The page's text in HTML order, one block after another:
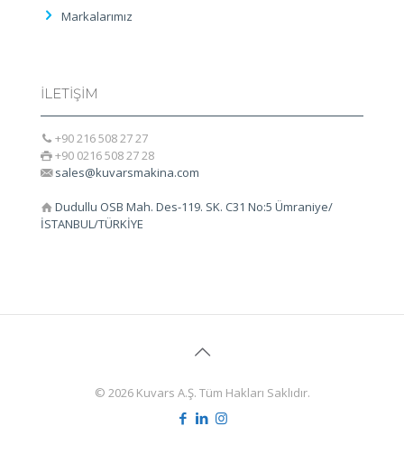
Markalarımız
İLETİŞİM
+90 216 508 27 27
+90 0216 508 27 28
sales@kuvarsmakina.com
Dudullu OSB Mah. Des-119. SK. C31 No:5 Ümraniye/
İSTANBUL/TÜRKİYE
© 2026 Kuvars A.Ş. Tüm Hakları Saklıdır.